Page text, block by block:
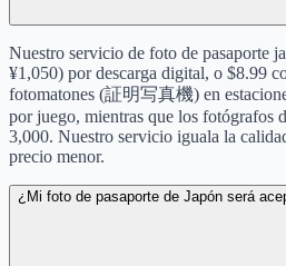
Nuestro servicio de foto de pasaporte
¥1,050) por descarga digital, o $8.99
fotomatones (証明写真機) en
por juego, mientras que los fotógrafos
3,000. Nuestro servicio iguala la
precio menor.
¿Mi foto de pasaporte de Japón será